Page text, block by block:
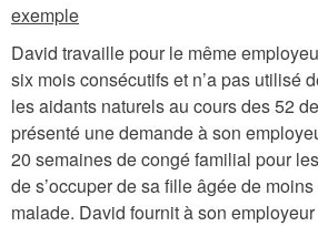
exemple
David travaille pour le même
six mois consécutifs et n’a pas utilisé
les aidants naturels au cours des 52
présenté une demande à son
20 semaines de congé familial pour
de s’occuper de sa fille âgée de
malade. David fournit à son